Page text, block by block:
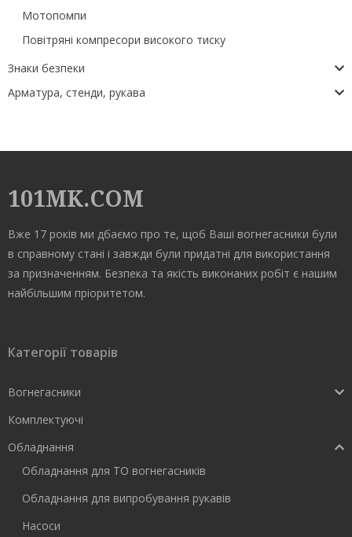
Мотопомпи
Повітряні компресори високого тиску
Знаки безпеки
Арматура, стенди, рукава
101MK.COM
Вже 17 років ми дбаємо про те, щоб Ваші вогнегасники були
в справному стані і завжди були придатні для використання
за призначенням. Безпека та якість виконаних робіт є нашим
найбільшим пріоритетом.
Категорії товарів
Вогнегасники
Комплектуючі
Обладнання
Обладнання для ТО вогнегасників
Обладнання для випробування рукавів
Насоси